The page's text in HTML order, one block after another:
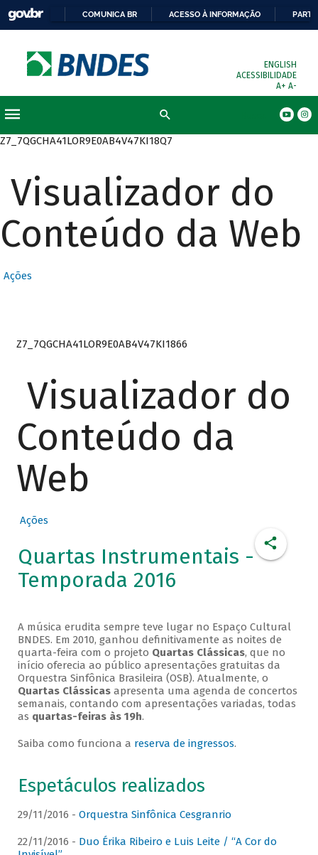
COMUNICA BR ACESSO À INFORMAÇÃO
ENGLISH
ACESSIBILIDADE
A+ A-
Z7_7QGCHA41LOR9E0AB4V47KI18Q7
Visualizador do
Conteúdo da Web
Ações
Z7_7QGCHA41LOR9E0AB4V47KI1866
Visualizador do
Conteúdo da
Web
Ações
Quartas Instrumentais -
Temporada 2016
A música erudita sempre teve lugar no Espaço Cultural
BNDES. Em 2010, ganhou definitivamente as noites de
quarta-feira com o projeto Quartas Clássicas, que no
início oferecia ao público apresentações gratuitas da
Orquestra Sinfônica Brasileira (OSB). Atualmente, o
Quartas Clássicasapresenta uma agenda de concertos
semanais, contando com apresentações variadas, todas
as quartas-feiras às 19h.
Saiba como funciona a reserva de ingressos.
Espetáculos realizados
29/11/2016 - Orquestra Sinfônica Cesgranrio
22/11/2016 - Duo Érika Ribeiro e Luis Leite / “A Cor do